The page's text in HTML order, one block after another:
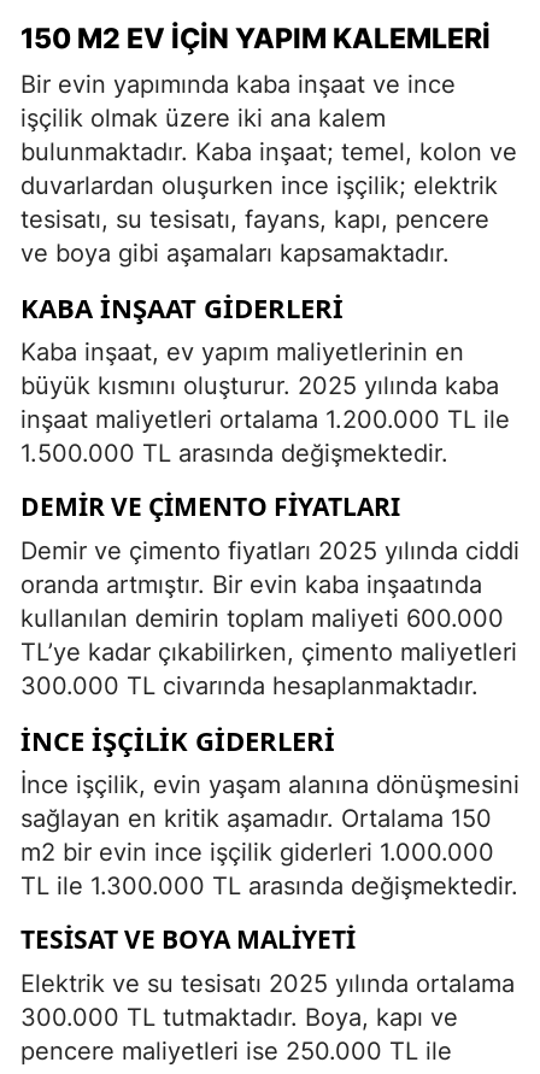
150 M2 EV İÇIN YAPIM KALEMLERI
Bir evin yapımında kaba inşaat ve ince
işçilik olmak üzere iki ana kalem
bulunmaktadır. Kaba inşaat; temel, kolon ve
duvarlardan oluşurken ince işçilik; elektrik
tesisatı, su tesisatı, fayans, kapı, pencere
ve boya gibi aşamaları kapsamaktadır.
KABA İNŞAAT GIDERLERI
Kaba inşaat, ev yapım maliyetlerinin en
büyük kısmını oluşturur. 2025 yılında kaba
inşaat maliyetleri ortalama 1.200.000 TL ile
1.500.000 TL arasında değişmektedir.
DEMIR VE ÇIMENTO FIYATLARI
Demir ve çimento fiyatları 2025 yılında ciddi
oranda artmıştır. Bir evin kaba inşaatında
kullanılan demirin toplam maliyeti 600.000
TL’ye kadar çıkabilirken, çimento maliyetleri
300.000 TL civarında hesaplanmaktadır.
İNCE İŞÇILIK GIDERLERI
İnce işçilik, evin yaşam alanına dönüşmesini
sağlayan en kritik aşamadır. Ortalama 150
m2 bir evin ince işçilik giderleri 1.000.000
TL ile 1.300.000 TL arasında değişmektedir.
TESISAT VE BOYA MALIYETI
Elektrik ve su tesisatı 2025 yılında ortalama
300.000 TL tutmaktadır. Boya, kapı ve
pencere maliyetleri ise 250.000 TL ile